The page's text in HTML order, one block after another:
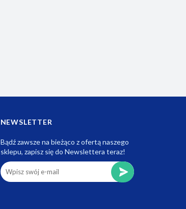
NEWSLETTER
Bądź zawsze na bieżąco z ofertą naszego
sklepu, zapisz się do Newslettera teraz!